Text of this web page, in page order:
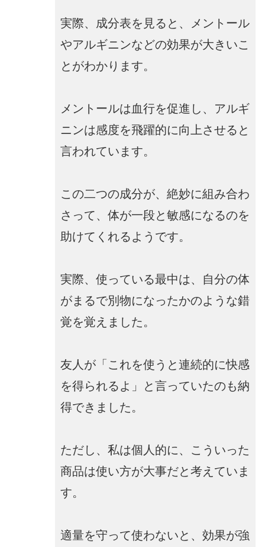
実際、成分表を見ると、メントール
やアルギニンなどの効果が大きいこ
とがわかります。
メントールは血行を促進し、アルギ
ニンは感度を飛躍的に向上させると
言われています。
この二つの成分が、絶妙に組み合わ
さって、体が一段と敏感になるのを
助けてくれるようです。
実際、使っている最中は、自分の体
がまるで別物になったかのような錯
覚を覚えました。
友人が「これを使うと連続的に快感
を得られるよ」と言っていたのも納
得できました。
ただし、私は個人的に、こういった
商品は使い方が大事だと考えていま
す。
適量を守って使わないと、効果が強